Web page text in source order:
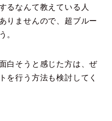
るなんて教えている人
りませんので、超ブルー
。
白そうと感じた方は、ぜ
を行う方法も検討してく